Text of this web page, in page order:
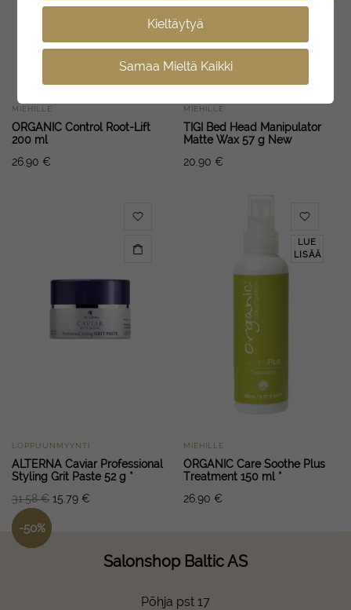
MIEHILLE
ORGANIC Control Root-Lift
200 ml
26.90 €
MIEHILLE
TIGI Bed Head Manipulator
Matte Wax 57 g New
20.90 €
LOPPUUNMYYNTI
ALTERNA Caviar Professional
Styling Grit Paste 52 g *
31.58€ 15.79 €
-50%
LUE
LISÄÄ
MIEHILLE
ORGANIC Care Soothe Plus
Treatment 150 ml *
26.90 €
Salonshop Baltic AS
Põhja pst 17
Kieltäytyä
Samaa Mieltä Kaikki